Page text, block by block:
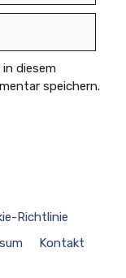
diesem
speichern.
Richtlinie
Kontakt